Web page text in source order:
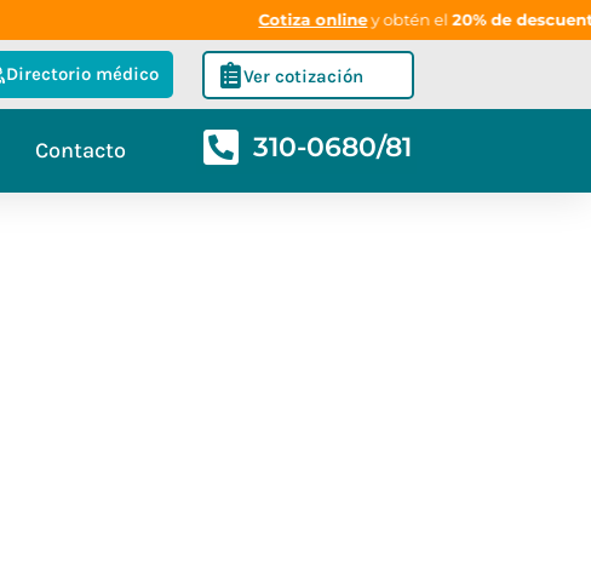
Cotiza onliney obtén el20% de descuento
Directorio médico Ver cotización
Contacto 310-0680/81